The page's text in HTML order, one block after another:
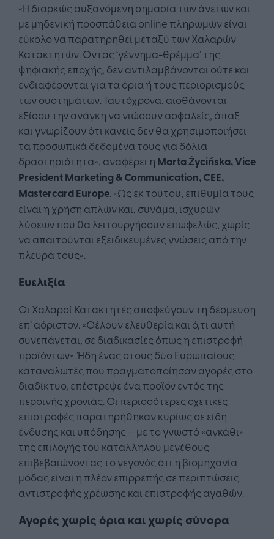
«Η διαρκώς αυξανόμενη σημασία των άνετων και
με μηδενική προσπάθεια online πληρωμών είναι
εύκολο να παρατηρηθεί μεταξύ των Χαλαρών
Κατακτητών. Όντας ‘γέννημα-θρέμμα’ της
ψηφιακής εποχής, δεν αντιλαμβάνονται ούτε και
ενδιαφέρονται για τα όρια ή τους περιορισμούς
των συστημάτων. Ταυτόχρονα, αισθάνονται
εξίσου την ανάγκη να νιώσουν ασφαλείς, άπαξ
και γνωρίζουν ότι κανείς δεν θα χρησιμοποιήσει
τα προσωπικά δεδομένα τους για δόλια
δραστηριότητα», αναφέρει η MartaŻycińska,Vice
PresidentMarketing&Communication,CEE,
MastercardEurope. «Ως εκ τούτου, επιθυμία τους
είναι η χρήση απλών και, συνάμα, ισχυρών
λύσεων που θα λειτουργήσουν επωφελώς, χωρίς
να απαιτούνται εξειδικευμένες γνώσεις από την
πλευρά τους».
Ευελιξία
Οι Χαλαροί Κατακτητές αποφεύγουν τη δέσμευση
επ’ αόριστον. «Θέλουν ελευθερία και ό,τι αυτή
συνεπάγεται, σε διαδικασίες όπως η επιστροφή
προϊόντων». Ήδη ένας στους δύο Ευρωπαίους
καταναλωτές που πραγματοποίησαν αγορές στο
διαδίκτυο, επέστρεψε ένα προϊόν εντός της
περσινής χρονιάς. Οι περισσότερες σχετικές
επιστροφές παρατηρήθηκαν κυρίως σε είδη
ένδυσης και υπόδησης – με το γνωστό «αγκάθι»
της επιλογής του κατάλληλου μεγέθους –
επιβεβαιώνοντας το γεγονός ότι η βιομηχανία
μόδας είναι η πλέον επιρρεπής σε περιπτώσεις
αντιστροφής χρέωσης και επιστροφής αγαθών.
Αγορές χωρίς όρια και χωρίς σύνορα